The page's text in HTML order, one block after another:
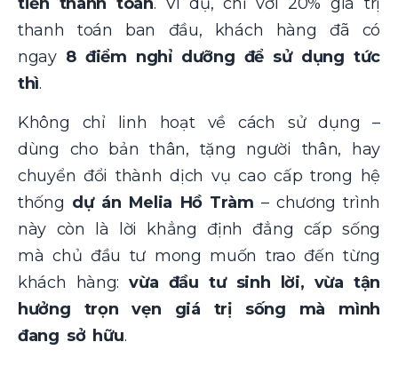
thanh toán ban đầu, khách hàng đã có
ngay 8 điểm nghỉ dưỡng để sử dụng tức
thì.
Không chỉ linh hoạt về cách sử dụng –
dùng cho bản thân, tặng người thân, hay
chuyển đổi thành dịch vụ cao cấp trong hệ
thống dự án Melia Hồ Tràm – chương trình
này còn là lời khẳng định đẳng cấp sống
mà chủ đầu tư mong muốn trao đến từng
khách hàng:vừa đầu tư sinh lời, vừa tận
hưởng trọn vẹn giá trị sống mà mình
đang sở hữu.